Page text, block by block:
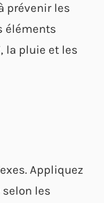
prévenir les
éléments
la pluie et les
Appliquez
les